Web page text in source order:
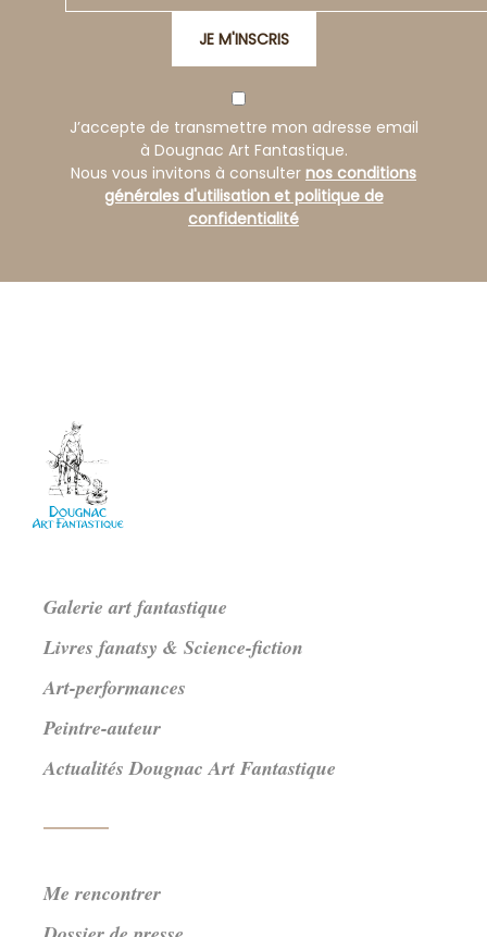
JE M'INSCRIS
J’accepte de transmettre mon adresse email
à Dougnac Art Fantastique.
Nous vous invitons à consulter nos conditions
générales d'utilisation et politique de
confidentialité
Galerie art fantastique
Livres fanatsy & Science-fiction
Art-performances
Peintre-auteur
Actualités Dougnac Art Fantastique
Me rencontrer